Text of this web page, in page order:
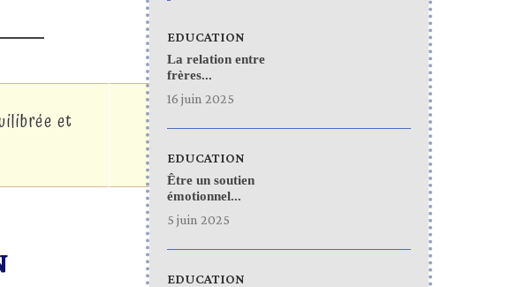
et
EDUCATION
La relation entre
frères...
16 juin 2025
EDUCATION
Être un soutien
émotionnel...
5 juin 2025
EDUCATION